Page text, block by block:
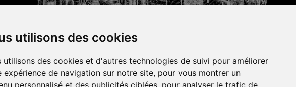
utilisons des cookies
utilisons des cookies et d'autres technologies de suivi pour améliorer
expérience de navigation sur notre site, pour vous montrer un
personnalisé et des publicités ciblées, pour analyser le trafic de
sur Internet avecApotekisto